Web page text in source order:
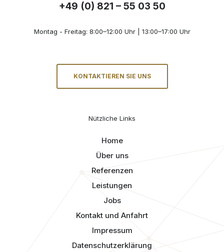
+49 (0) 821 – 55 03 50
Montag - Freitag: 8:00–12:00 Uhr | 13:00–17:00 Uhr
KONTAKTIEREN SIE UNS
Nützliche Links
Home
Über uns
Referenzen
Leistungen
Jobs
Kontakt und Anfahrt
Impressum
Datenschutzerklärung